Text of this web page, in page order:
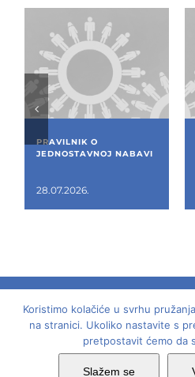
PRAVILNIK O
JEDNOSTAVNOJ NABAVI
28.07.2026.
© 2018 -2026 | Dom mladih
OIB: 62799759990 | Sva
Studio
Koristimo kolačiće u svrhu
na stranici. Ukoliko nastavite s
pretpostavit ćemo da
Slažem se